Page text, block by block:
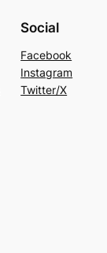
Social
Facebook
Instagram
Twitter/X